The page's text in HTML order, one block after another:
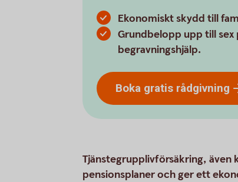
Ekonomiskt skydd till
Grundbelopp upp till
begravningshjälp.
Boka gratis rådgivning
Tjänstegrupplivförsäkring, även
pensionsplaner och ger ett